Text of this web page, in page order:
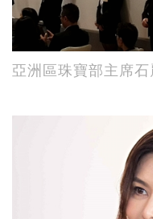
亞洲區珠寶部主席石